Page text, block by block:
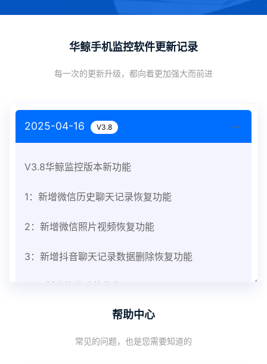
华鲸手机监控软件更新记录
每一次的更新升级，都向着更加强大而前进
2025-04-16 V3.8
V3.8华鲸监控版本新功能
1：新增微信历史聊天记录恢复功能
2：新增微信照片视频恢复功能
3：新增抖音聊天记录数据删除恢复功能
1：优化监控终端从当前监控界面切换其他被控端手
机设备响应慢问题
帮助中心
常见的问题，也是您需要知道的